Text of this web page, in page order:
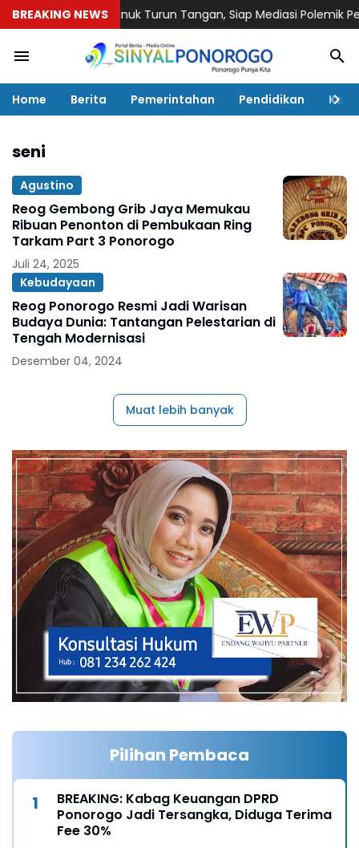
BREAKING NEWS
Kades Manuk Turun Tangan, Siap Mediasi Polemik
Home Berita Pemerintahan Pendidikan
seni
Agustino
Reog Gembong Grib Jaya Memukau
Ribuan Penonton di Pembukaan Ring
Tarkam Part 3 Ponorogo
Juli 24, 2025
Kebudayaan
Reog Ponorogo Resmi Jadi Warisan
Budaya Dunia: Tantangan Pelestarian di
Tengah Modernisasi
Desember 04, 2024
Muat lebih banyak
Pilihan Pembaca
BREAKING: Kabag Keuangan DPRD
Ponorogo Jadi Tersangka, Diduga Terima
Fee 30%